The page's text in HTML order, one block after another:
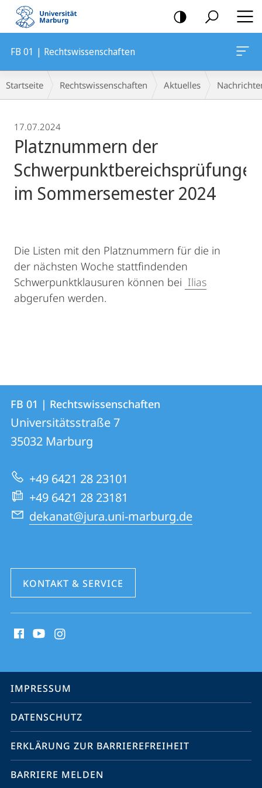
Mobile-
Navigation
FB 01 | Rechtswissenschaften
Breadcrumb-
Navigation
Startseite Rechtswissenschaften Aktuelles
17.07.2024
Platznummern der
Schwerpunktbereichsprüfungen
im Sommersemester 2024
Die Listen mit den Platznummern für die in
der nächsten Woche stattfindenden
Schwerpunktklausuren können bei Ilias
abgerufen werden.
Kontakt
und
Informationen
zur
Website
Kontaktinformationen
FB
01
|
Rechtswissenschaften
FB 01 | Rechtswissenschaften
Universitätsstraße 7
35032 Marburg
+49 6421 28 23101
+49 6421 28 23181
dekanat@jura.uni-marburg.de
KONTAKT & SERVICE
Media
Service-
Navigation
IMPRESSUM
DATENSCHUTZ
ERKLÄRUNG ZUR BARRIEREFREIHEIT
BARRIERE MELDEN